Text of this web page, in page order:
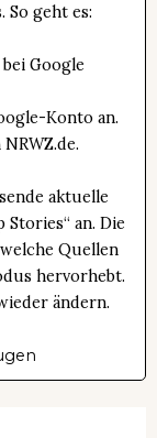
So geht es:
Google
Konto an.
aktuelle
an. Die
Quellen
hervorhebt.
ändern.